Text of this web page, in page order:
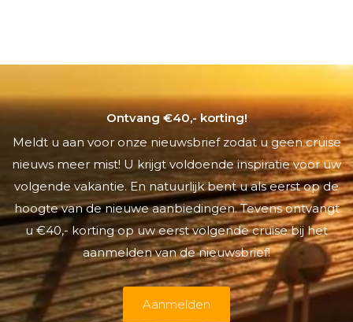
Ontvang €40,- korting!
Meldt u aan voor onze nieuwsbrief zodat u geen cruise
nieuws meer mist! U krijgt voldoende inspiratie voor uw
volgende vakantie. En natuurlijk bent u als eerst op de
hoogte van de nieuwe aanbiedingen. Tevens ontvangt
u €40,- korting op uw eerst volgende cruise bij het
aanmelden van de nieuwsbrief!
Aanmelden